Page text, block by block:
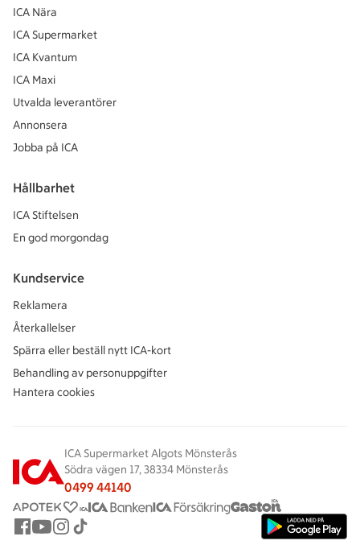
ICA Nära
ICA Supermarket
ICA Kvantum
ICA Maxi
Utvalda leverantörer
Annonsera
Jobba på ICA
Hållbarhet
ICA Stiftelsen
En god morgondag
Kundservice
Reklamera
Återkallelser
Spärra eller beställ nytt ICA-kort
Behandling av personuppgifter
Hantera cookies
ICA Supermarket Algots Mönsterås
Södra vägen 17, 38334 Mönsterås
0499 44140